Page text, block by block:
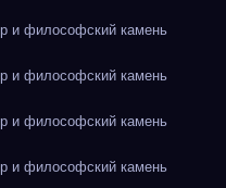
и философский камень
и философский камень
и философский камень
и философский камень